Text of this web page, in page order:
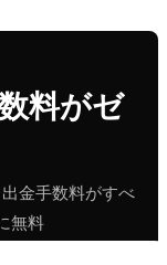
料がゼ
金手数料がすべ
無料